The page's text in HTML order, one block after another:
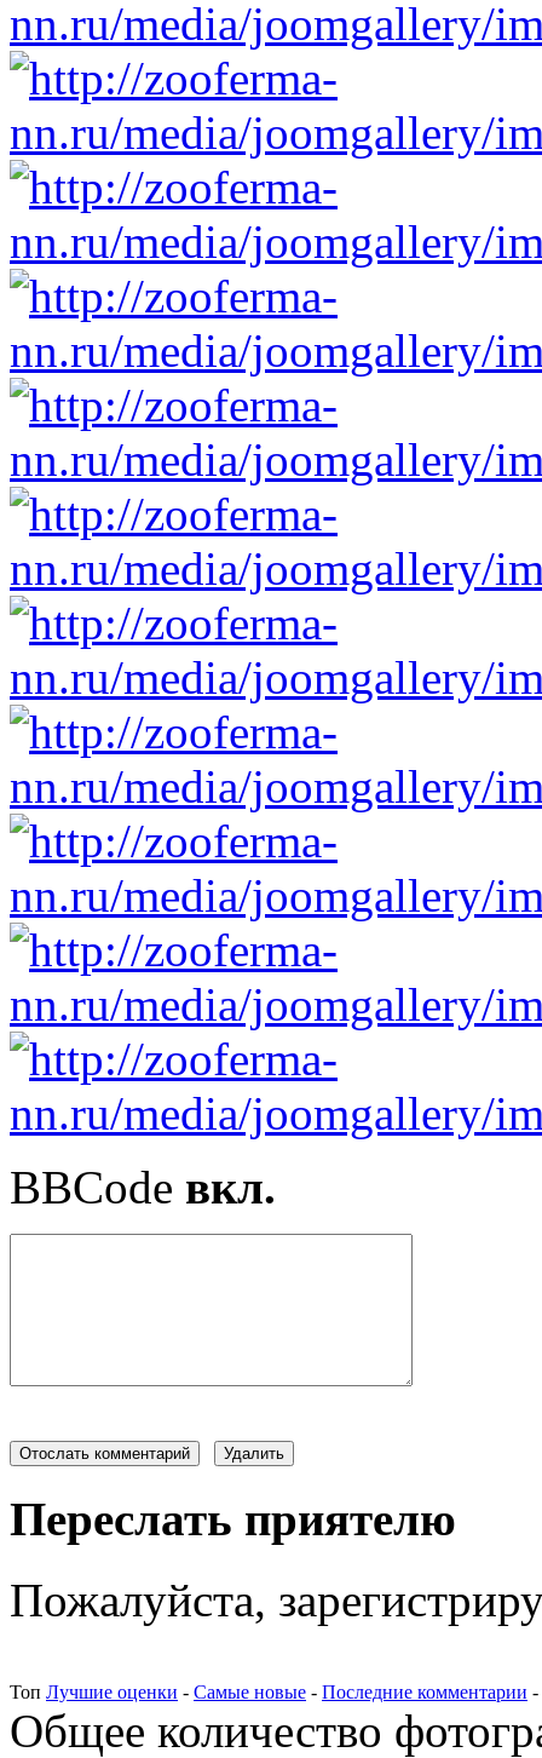
BBCode вкл.
Переслать приятелю
Пожалуйста,
Топ Лучшие оценки - Самые новые - Последние комментарии -
Общее количество